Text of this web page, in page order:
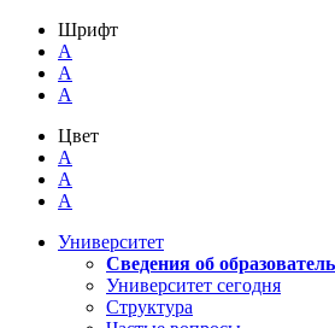
Шрифт
A
A
A
Цвет
A
A
A
Университет
Сведения об
Университет сегодня
Структура